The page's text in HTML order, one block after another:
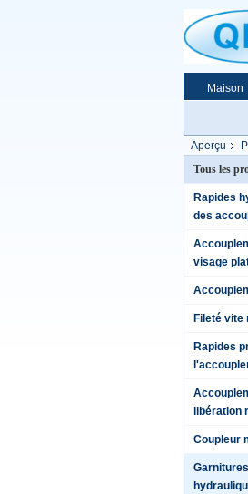
Maison
Aperçu
relient vite
Tous les
Rapides
des
visage
Fileté vite
Rapides
libération
Coupleur